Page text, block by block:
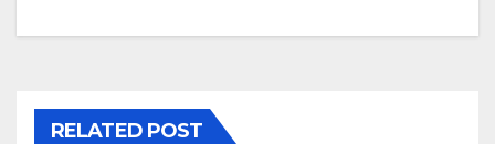
RELATED POST